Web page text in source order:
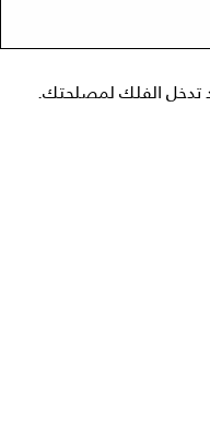
تدخل الفلك لمصلحتك.